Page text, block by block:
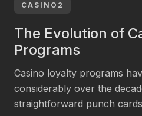
casinos have adopted more
experiences. According to
[…]
CASINO2
The Evolution of
Programs
Casino loyalty programs
considerably over the
straightforward punch